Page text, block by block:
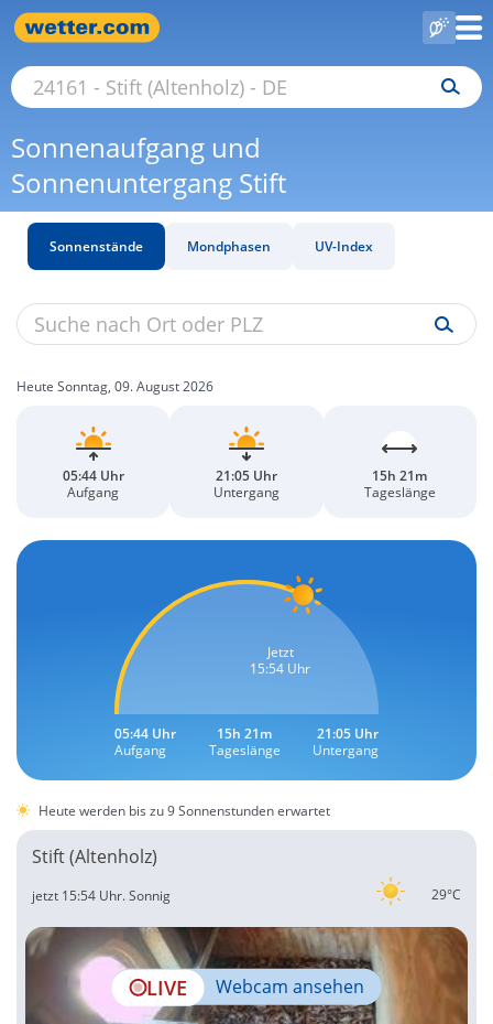
Sonnenaufgang und
Sonnenuntergang Stift
Sonnenstände Mondphasen UV-Index
Heute Sonntag, 09. August 2026
05:44 Uhr
Aufgang
21:05 Uhr
Untergang
15h 21m
Tageslänge
Jetzt
15:54 Uhr
05:44 Uhr
Aufgang
15h 21m
Tageslänge
21:05 Uhr
Untergang
Heute werden bis zu 9 Sonnenstunden erwartet
Stift (Altenholz)
29°C
jetzt 15:54 Uhr.Sonnig
LIVE Webcam ansehen